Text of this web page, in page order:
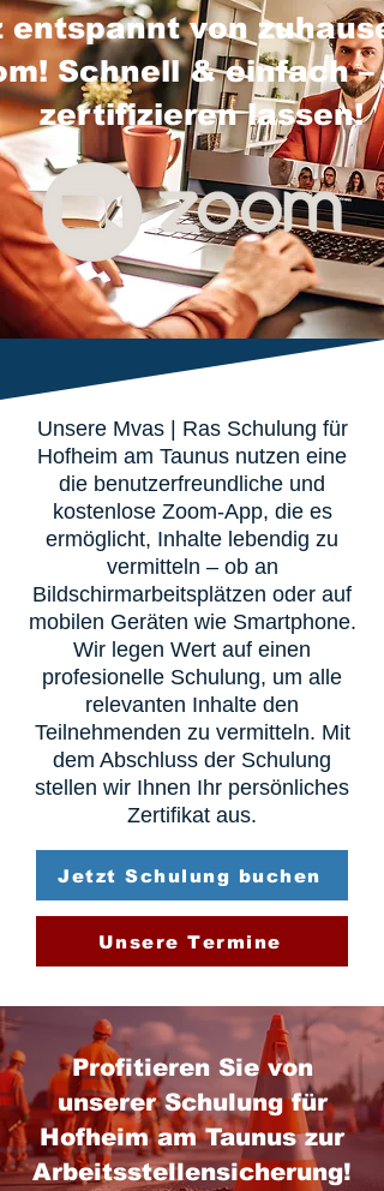
entspannt von
Schnell & einfach –
zertifizieren lassen!
Unsere Mvas | Ras Schulung für
Hofheim am Taunus nutzen eine
die benutzerfreundliche und
kostenlose Zoom-App, die es
ermöglicht, Inhalte lebendig zu
vermitteln – ob an
Bildschirmarbeitsplätzen oder auf
mobilen Geräten wie Smartphone.
Wir legen Wert auf einen
profesionelle Schulung, um alle
relevanten Inhalte den
Teilnehmenden zu vermitteln. Mit
dem Abschluss der Schulung
stellen wir Ihnen Ihr persönliches
Zertifikat aus.
Jetzt Schulung buchen
Unsere Termine
Profitieren Sie von
unserer Schulung für
Hofheim am Taunus zur
Arbeitsstellensicherung!